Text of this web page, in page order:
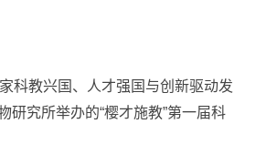
科教兴国、人才强国与创新驱动发
究所举办的“樱才施教”第一届科